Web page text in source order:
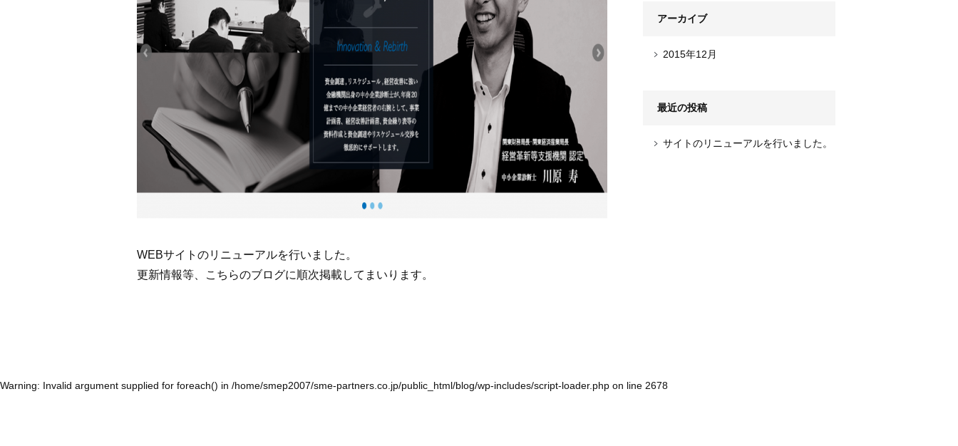
WEBサイトのリニューアルを行いました。
更新情報等、こちらのブログに順次掲載してまいります。
アーカイブ
2015年12月
最近の投稿
サイトのリニューアルを行いました。
Warning: Invalid argument supplied for foreach() in /home/smep2007/sme-partners.co.jp/public_html/blog/wp-includes/script-loader.php on line 2678